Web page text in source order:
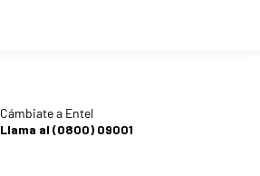
Cámbiate a Entel
Llama al (0800) 09001